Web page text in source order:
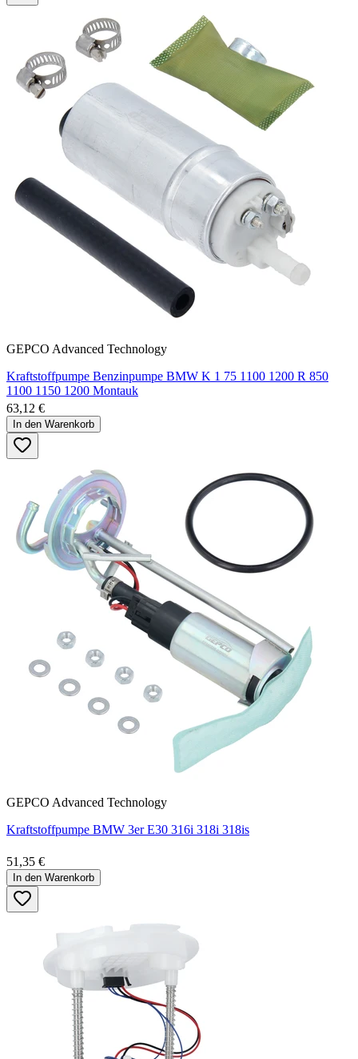
GEPCO Advanced Technology
Kraftstoffpumpe Benzinpumpe BMW K 1 75 1100 1200 R 850
1100 1150 1200 Montauk
63,12 €
In den Warenkorb
GEPCO Advanced Technology
Kraftstoffpumpe BMW 3er E30 316i 318i 318is
51,35 €
In den Warenkorb